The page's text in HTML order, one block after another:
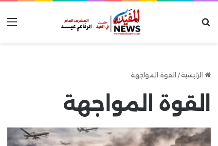
الرئيسية/ القوة المواجهة
القوة المواجهة